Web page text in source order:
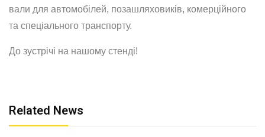
вали для автомобілей, позашляховиків, комерційного
та спеціального транспорту.
До зустрічі на нашому стенді!
Related News